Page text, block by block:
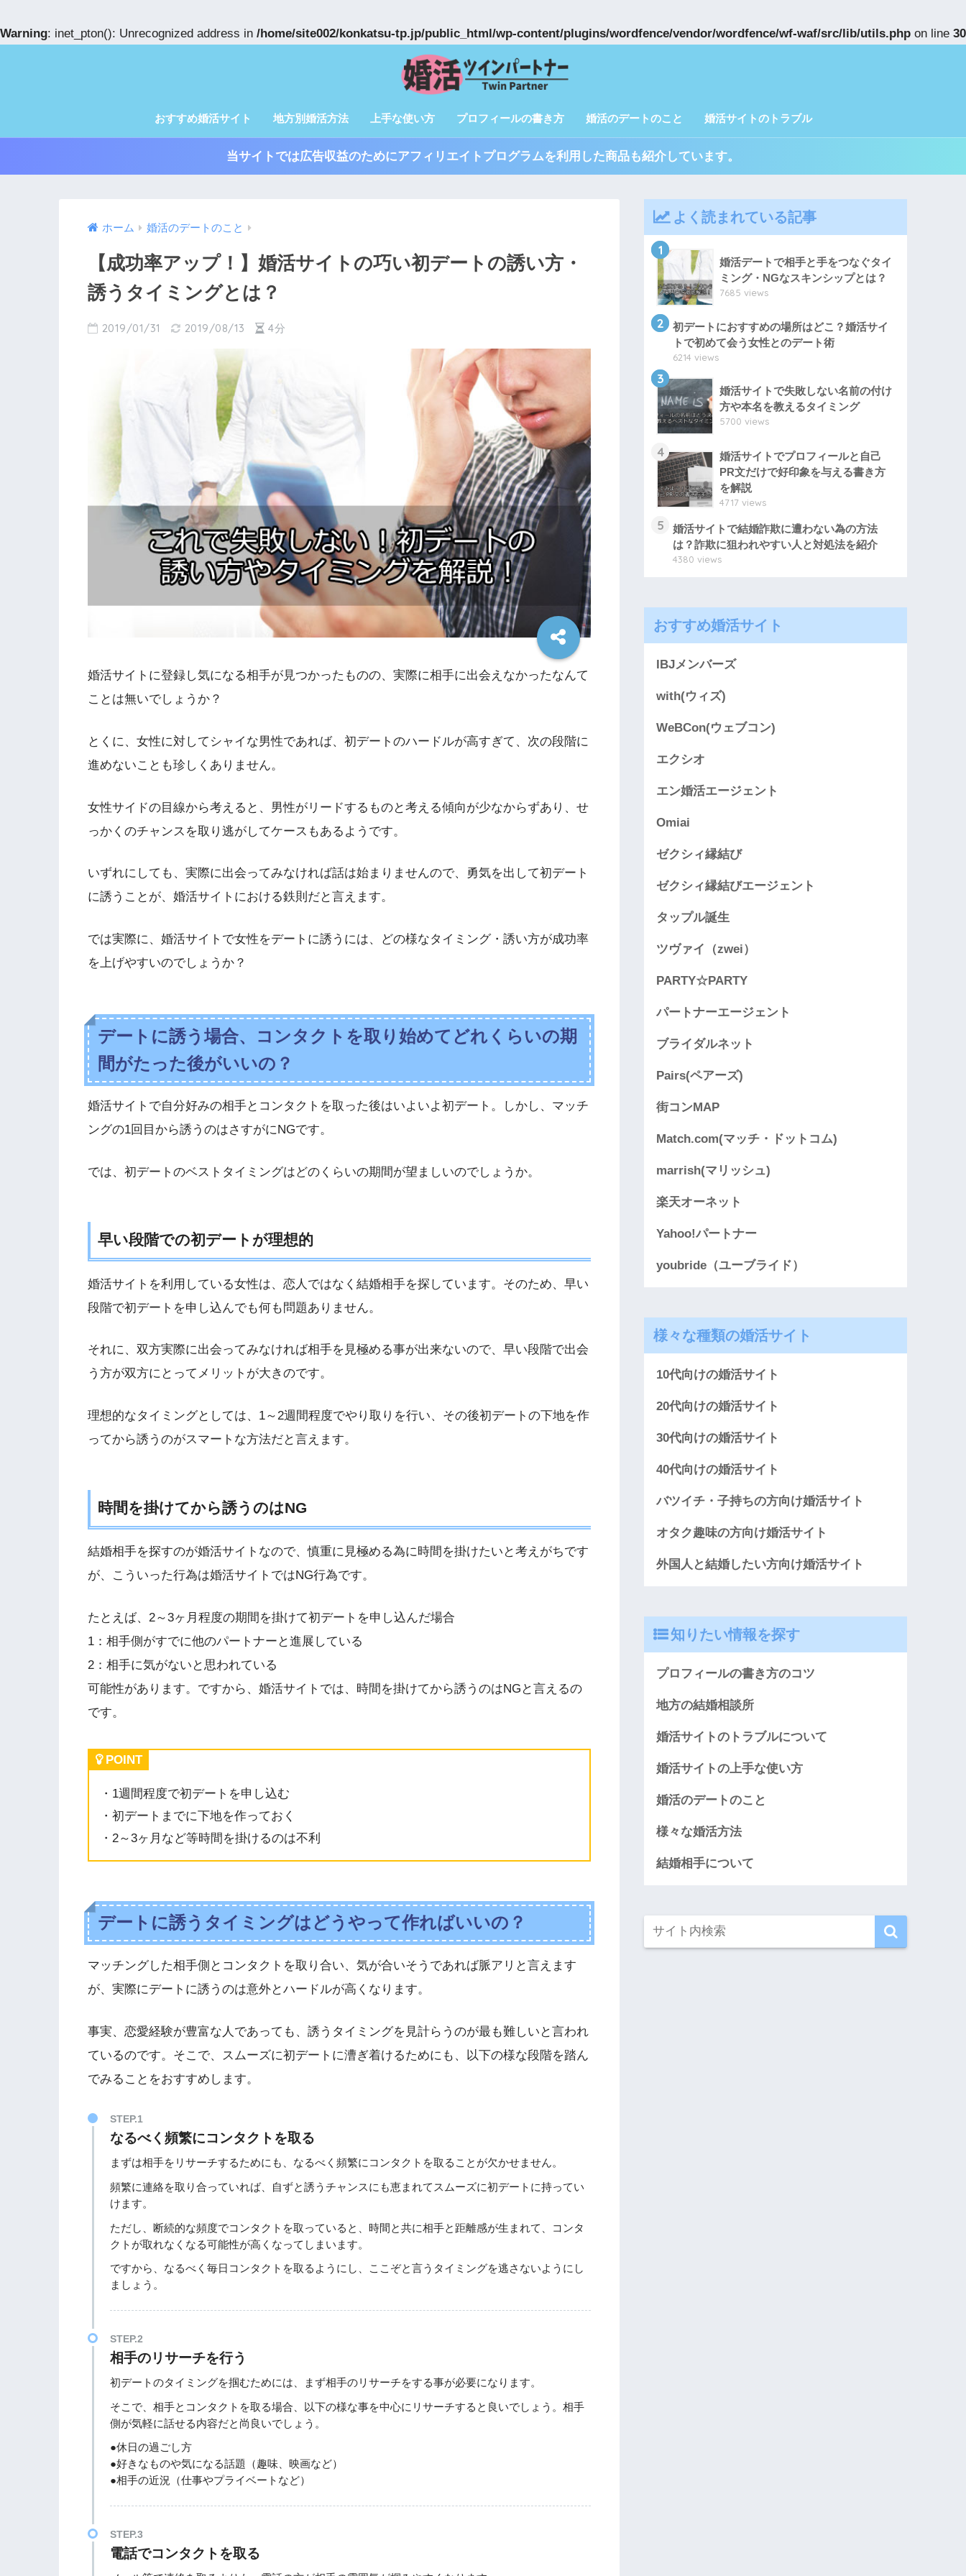
Warning: inet_pton(): Unrecognized address in /home/site002/konkatsu-tp.jp/public_html/wp-content/plugins/wordfence/vendor/wordfence/wf-waf/src/lib/utils.php on line 30
おすすめ婚活サイト 地方別婚活方法 上手な使い方 プロフィールの書き方 婚活のデートのこと 婚活サイトのトラブル
当サイトでは広告収益のためにアフィリエイトプログラムを利用した商品も紹介しています。
ホーム 婚活のデートのこと
【成功率アップ！】婚活サイトの巧い初デートの誘い方・
誘うタイミングとは？
2019/01/31 2019/08/13 4分
婚活サイトに登録し気になる相手が見つかったものの、実際に相手に出会えなかったなんて
ことは無いでしょうか？
とくに、女性に対してシャイな男性であれば、初デートのハードルが高すぎて、次の段階に
進めないことも珍しくありません。
女性サイドの目線から考えると、男性がリードするものと考える傾向が少なからずあり、せ
っかくのチャンスを取り逃がしてケースもあるようです。
いずれにしても、実際に出会ってみなければ話は始まりませんので、勇気を出して初デート
に誘うことが、婚活サイトにおける鉄則だと言えます。
では実際に、婚活サイトで女性をデートに誘うには、どの様なタイミング・誘い方が成功率
を上げやすいのでしょうか？
デートに誘う場合、コンタクトを取り始めてどれくらいの期
間がたった後がいいの？
婚活サイトで自分好みの相手とコンタクトを取った後はいよいよ初デート。しかし、マッチ
ングの1回目から誘うのはさすがにNGです。
では、初デートのベストタイミングはどのくらいの期間が望ましいのでしょうか。
早い段階での初デートが理想的
婚活サイトを利用している女性は、恋人ではなく結婚相手を探しています。そのため、早い
段階で初デートを申し込んでも何も問題ありません。
それに、双方実際に出会ってみなければ相手を見極める事が出来ないので、早い段階で出会
う方が双方にとってメリットが大きのです。
理想的なタイミングとしては、1～2週間程度でやり取りを行い、その後初デートの下地を作
ってから誘うのがスマートな方法だと言えます。
時間を掛けてから誘うのはNG
結婚相手を探すのが婚活サイトなので、慎重に見極める為に時間を掛けたいと考えがちです
が、こういった行為は婚活サイトではNG行為です。
たとえば、2～3ヶ月程度の期間を掛けて初デートを申し込んだ場合
1：相手側がすでに他のパートナーと進展している
2：相手に気がないと思われている
可能性があります。ですから、婚活サイトでは、時間を掛けてから誘うのはNGと言えるの
です。
POINT
・1週間程度で初デートを申し込む
・初デートまでに下地を作っておく
・2～3ヶ月など等時間を掛けるのは不利
デートに誘うタイミングはどうやって作ればいいの？
マッチングした相手側とコンタクトを取り合い、気が合いそうであれば脈アリと言えます
が、実際にデートに誘うのは意外とハードルが高くなります。
事実、恋愛経験が豊富な人であっても、誘うタイミングを見計らうのが最も難しいと言われ
ているのです。そこで、スムーズに初デートに漕ぎ着けるためにも、以下の様な段階を踏ん
でみることをおすすめします。
STEP.1
なるべく頻繁にコンタクトを取る
まずは相手をリサーチするためにも、なるべく頻繁にコンタクトを取ることが欠かせません。
頻繁に連絡を取り合っていれば、自ずと誘うチャンスにも恵まれてスムーズに初デートに持ってい
けます。
ただし、断続的な頻度でコンタクトを取っていると、時間と共に相手と距離感が生まれて、コンタ
クトが取れなくなる可能性が高くなってしまいます。
ですから、なるべく毎日コンタクトを取るようにし、ここぞと言うタイミングを逃さないようにし
ましょう。
STEP.2
相手のリサーチを行う
初デートのタイミングを掴むためには、まず相手のリサーチをする事が必要になります。
そこで、相手とコンタクトを取る場合、以下の様な事を中心にリサーチすると良いでしょう。相手
側が気軽に話せる内容だと尚良いでしょう。
●休日の過ごし方
●好きなものや気になる話題（趣味、映画など）
●相手の近況（仕事やプライベートなど）
STEP.3
電話でコンタクトを取る
よく読まれている記事
1
婚活デートで相手と手をつなぐタイ
ミング・NGなスキンシップとは？
7685 views
2
初デートにおすすめの場所はどこ？婚活サイ
トで初めて会う女性とのデート術
6214 views
3
婚活サイトで失敗しない名前の付け
方や本名を教えるタイミング
5700 views
4
婚活サイトでプロフィールと自己
PR文だけで好印象を与える書き方
を解説
4717 views
5
婚活サイトで結婚詐欺に遭わない為の方法
は？詐欺に狙われやすい人と対処法を紹介
4380 views
おすすめ婚活サイト
IBJメンバーズ
with(ウィズ)
WeBCon(ウェブコン)
エクシオ
エン婚活エージェント
Omiai
ゼクシィ縁結び
ゼクシィ縁結びエージェント
タップル誕生
ツヴァイ（zwei）
PARTY☆PARTY
パートナーエージェント
ブライダルネット
Pairs(ペアーズ)
街コンMAP
Match.com(マッチ・ドットコム)
marrish(マリッシュ)
楽天オーネット
Yahoo!パートナー
youbride（ユーブライド）
様々な種類の婚活サイト
10代向けの婚活サイト
20代向けの婚活サイト
30代向けの婚活サイト
40代向けの婚活サイト
バツイチ・子持ちの方向け婚活サイト
オタク趣味の方向け婚活サイト
外国人と結婚したい方向け婚活サイト
知りたい情報を探す
プロフィールの書き方のコツ
地方の結婚相談所
婚活サイトのトラブルについて
婚活サイトの上手な使い方
婚活のデートのこと
様々な婚活方法
結婚相手について